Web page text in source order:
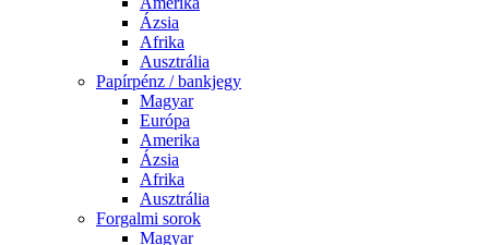
Ázsia
Afrika
Ausztrália
Papírpénz / bankjegy
Magyar
Európa
Amerika
Ázsia
Afrika
Ausztrália
Forgalmi sorok
Magyar